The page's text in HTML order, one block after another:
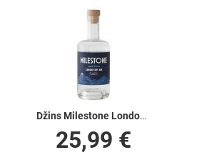
Džins Milestone London Dry Gin 41%
25,99 €